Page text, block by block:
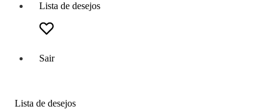
Lista de desejos
Sair
Lista de desejos